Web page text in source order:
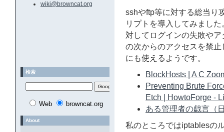
sshやftp等に対する総当り
リプトを導入してみまし
対してログインの失敗や
の次からのアクセスを禁
にも使えるようです。
BlockHosts | A C
Preventing Brute
Etch | HowtoForge -
ある管理者の戯言（
私のところではiptablesの
wiki@browncat.org
検索
Web browncat.org
About